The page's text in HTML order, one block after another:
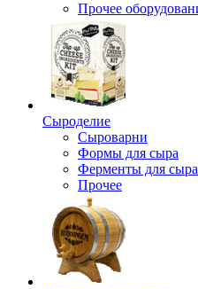
Прочее
Сыроделие
Сыроварни
Формы для сыра
Ферменты для сыра
Прочее